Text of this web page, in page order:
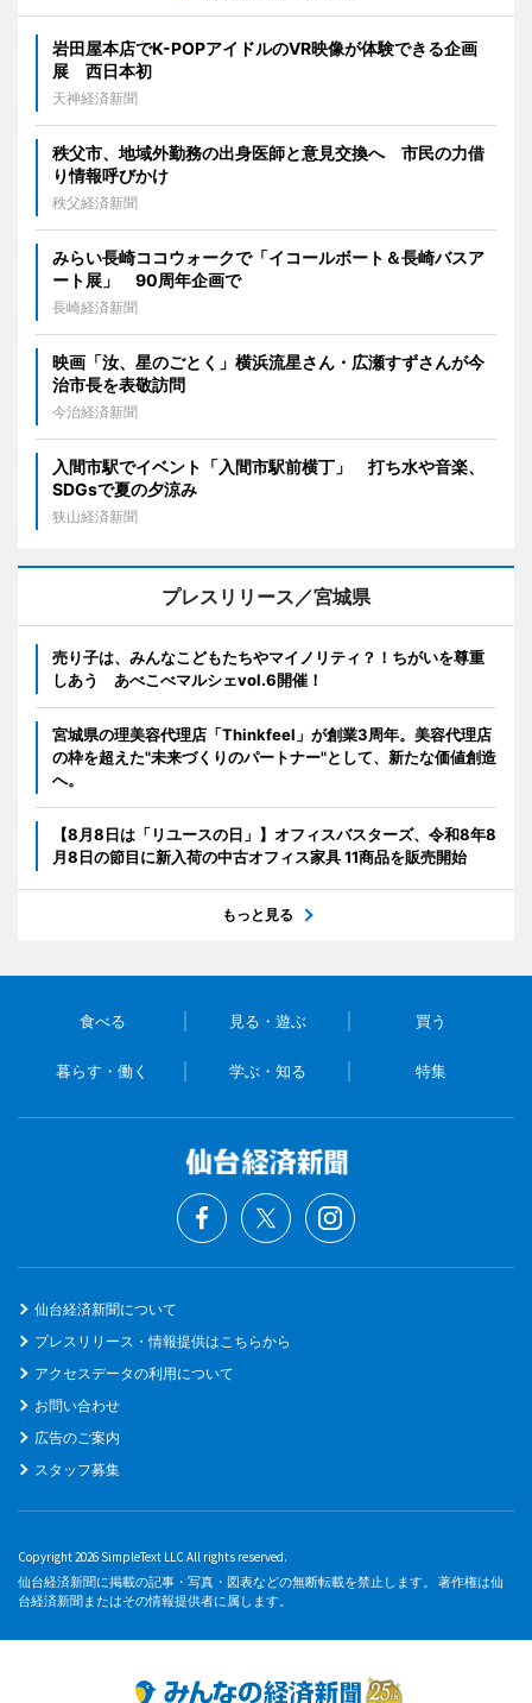
岩田屋本店でK-POPアイドルのVR映像が体験できる企画
展 西日本初
天神経済新聞
秩父市、地域外勤務の出身医師と意見交換へ 市民の力借
り情報呼びかけ
秩父経済新聞
みらい長崎ココウォークで「イコールボート＆長崎バスア
ート展」 90周年企画で
長崎経済新聞
映画「汝、星のごとく」横浜流星さん・広瀬すずさんが今
治市長を表敬訪問
今治経済新聞
入間市駅でイベント「入間市駅前横丁」 打ち水や音楽、
SDGsで夏の夕涼み
狭山経済新聞
プレスリリース／宮城県
売り子は、みんなこどもたちやマイノリティ？！ちがいを尊重
しあう あべこべマルシェvol.6開催！
宮城県の理美容代理店「Thinkfeel」が創業3周年。美容代理店
の枠を超えた"未来づくりのパートナー"として、新たな価値創造
へ。
【8月8日は「リユースの日」】オフィスバスターズ、令和8年8
月8日の節目に新入荷の中古オフィス家具 11商品を販売開始
もっと見る
食べる 見る・遊ぶ 買う
暮らす・働く 学ぶ・知る 特集
仙台経済新聞について
プレスリリース・情報提供はこちらから
アクセスデータの利用について
お問い合わせ
広告のご案内
スタッフ募集
Copyright 2026 SimpleText LLC All rights reserved.
仙台経済新聞に掲載の記事・写真・図表などの無断転載を禁止します。 著作権は仙
台経済新聞またはその情報提供者に属します。